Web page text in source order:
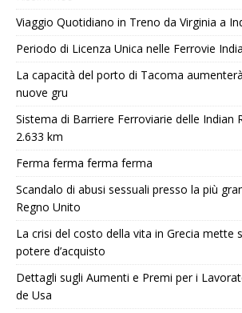
Viaggio Quotidiano in Treno da Virginia a
Periodo di Licenza Unica nelle Ferrovie
La capacità del porto di Tacoma
nuove gru
Sistema di Barriere Ferroviarie delle Indian
2.633 km
Ferma ferma ferma ferma
Scandalo di abusi sessuali presso la più
Regno Unito
La crisi del costo della vita in Grecia mette
potere d’acquisto
Dettagli sugli Aumenti e Premi per i
de Usa